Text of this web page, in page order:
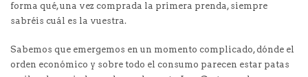
forma qué, una vez comprada la primera prenda, siempre
sabréis cuál es la vuestra.
Sabemos que emergemos en un momento complicado, dónde el
orden económico y sobre todo el consumo parecen estar patas